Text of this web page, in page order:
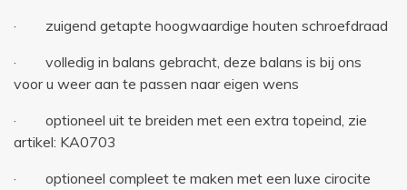
· zuigend getapte hoogwaardige houten schroefdraad
· volledig in balans gebracht, deze balans is bij ons
voor u weer aan te passen naar eigen wens
· optioneel uit te breiden met een extra topeind, zie
artikel: KA0703
· optioneel compleet te maken met een luxe cirocite